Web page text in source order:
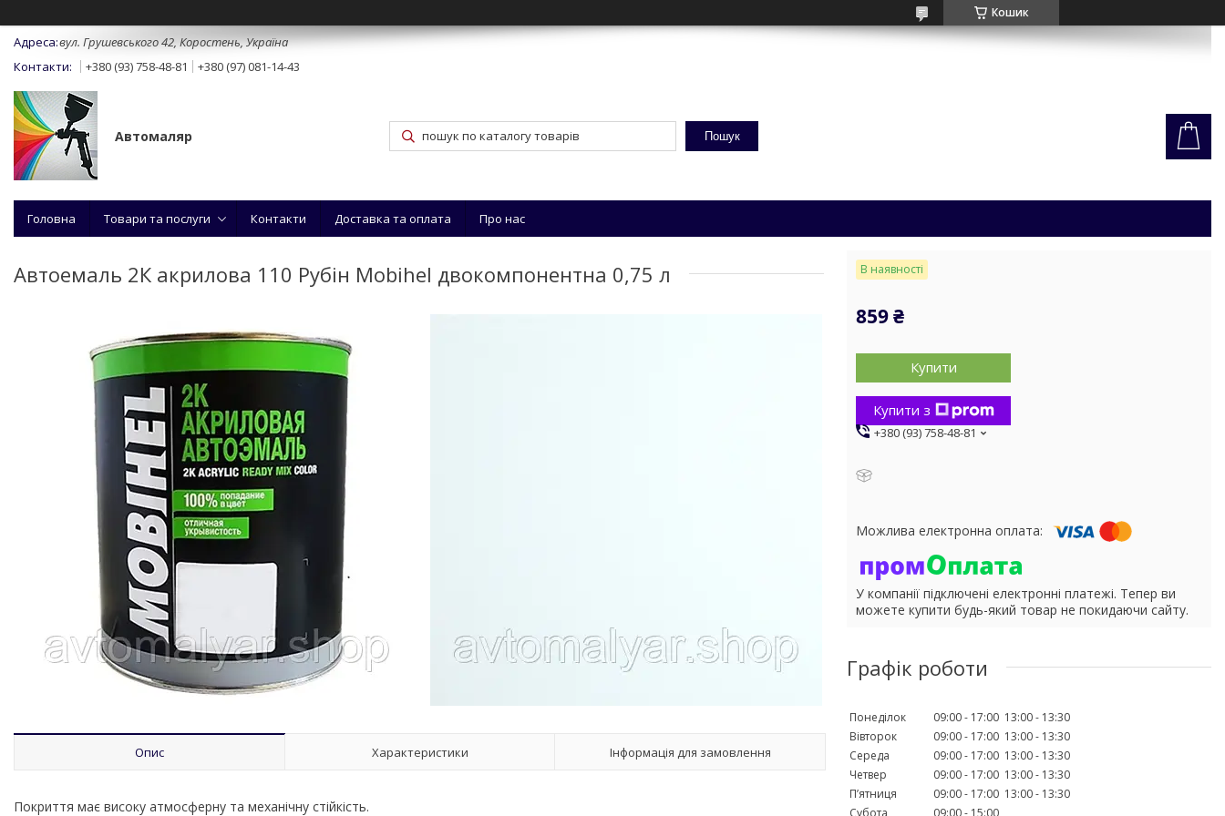
Кошик
вул. Грушевського 42, Коростень, Україна
+380 (93) 758-48-81
+380 (97) 081-14-43
Автомаляр Пошук
Головна Товари та послуги Контакти Доставка та оплата Про нас
Автоемаль 2К акрилова 110 Рубін Mobihel двокомпонентна 0,75 л
Опис Характеристики Інформація для замовлення
Покриття має високу атмосферну та механічну стійкість.
В наявності
859 ₴
Купити
Купити з
+380 (93) 758-48-81
У компанії підключені електронні платежі. Тепер ви
можете купити будь-який товар не покидаючи сайту.
Графік роботи
Понеділок 09:00 17:00 13:00
13:30
Вівторок
09:00 17:00 13:00
13:30
Середа
09:00 17:00 13:00
13:30
Четвер
09:00 17:00 13:00
13:30
Пʼятниця
09:00 17:00 13:00
13:30
Субота
09:00 15:00